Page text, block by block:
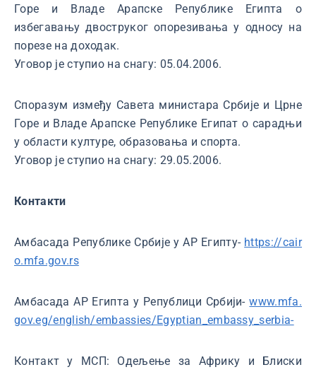
Горе и Владе Арапске Републике Египта о
избегавању двоструког опорезивања у односу на
порезе на доходак.
Уговор је ступио на снагу: 05.04.2006.
Споразум између Савета министара Србије и Црне
Горе и Владе Арапске Републике Египат о сарадњи
у области културе, образовања и спорта.
Уговор је ступио на снагу: 29.05.2006.
Контакти
Амбасада Републике Србије у АР Египту- https://cair
o.mfa.gov.rs
Амбасада АР Египта у Републици Србији-www.mfa.
gov.eg/english/embassies/Egyptian_embassy_serbia-
Контакт у МСП: Одељење за Африку и Блиски